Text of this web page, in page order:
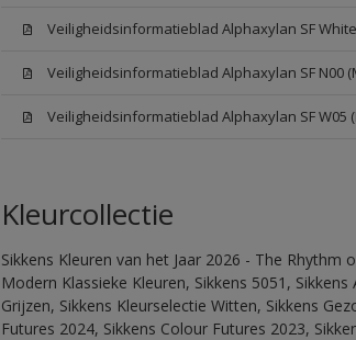
Veiligheidsinformatieblad Alphaxylan SF White
Veiligheidsinformatieblad Alphaxylan SF N00
Veiligheidsinformatieblad Alphaxylan SF W05
Kleurcollectie
Sikkens Kleuren van het Jaar 2026 - The Rhythm
Modern Klassieke Kleuren, Sikkens 5051,
Grijzen, Sikkens Kleurselectie Witten, Sikkens
Futures 2024, Sikkens Colour Futures 2023,